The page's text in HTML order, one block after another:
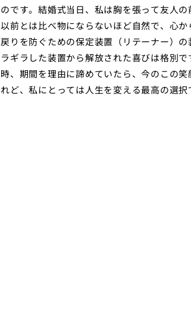
のです。結婚式当日、私は胸を張って友人
以前とは比べ物にならないほど自然で、心
戻りを防ぐための保定装置（リテーナー）
ラギラした装置から解放された喜びは格別
時、期間を理由に諦めていたら、今のこの
れど、私にとっては人生を変える最高の選択